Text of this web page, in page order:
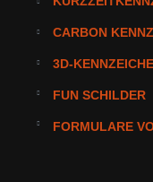
CARBON
3D-
FUN SCHILDER
FORMULARE